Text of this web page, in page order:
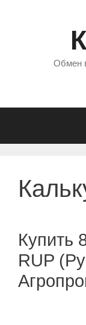
Обмен
Купить
RUP